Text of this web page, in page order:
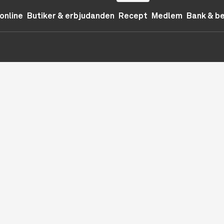
Butiker & erbjudanden Recept Medlem Bank &